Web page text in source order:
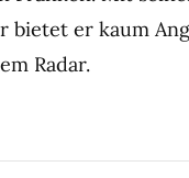
bietet er kaum
Radar.